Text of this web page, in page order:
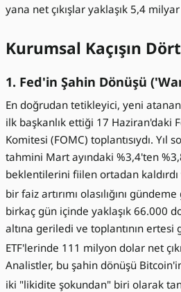
yana net çıkışlar yaklaşık 5,4
Kurumsal Kaçışın
1. Fed'in Şahin Dönüşü
En doğrudan tetikleyici, yeni
ilk başkanlık ettiği 17 Haziran'daki
Komitesi (FOMC) toplantısıydı. Yıl
tahmini Mart ayındaki %3,4'ten
beklentilerini fiilen ortadan
bir faiz artırımı olasılığını
birkaç gün içinde yaklaşık 66.000
altına geriledi ve toplantının ertesi
ETF'lerinde 111 milyon dolar net
Analistler, bu şahin dönüşü
iki "likidite şokundan" biri olarak